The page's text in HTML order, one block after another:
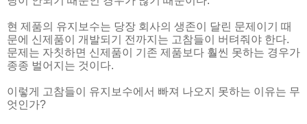
현 제품의 유지보수는 당장 회사의 생존이 달린 문제이기 때
문에 신제품이 개발되기 전까지는 고참들이 버텨줘야 한다.
문제는 자칫하면 신제품이 기존 제품보다 훨씬 못하는 경우가
종종 벌어지는 것이다.
이렇게 고참들이 유지보수에서 빠져 나오지 못하는 이유는 무
엇인가?